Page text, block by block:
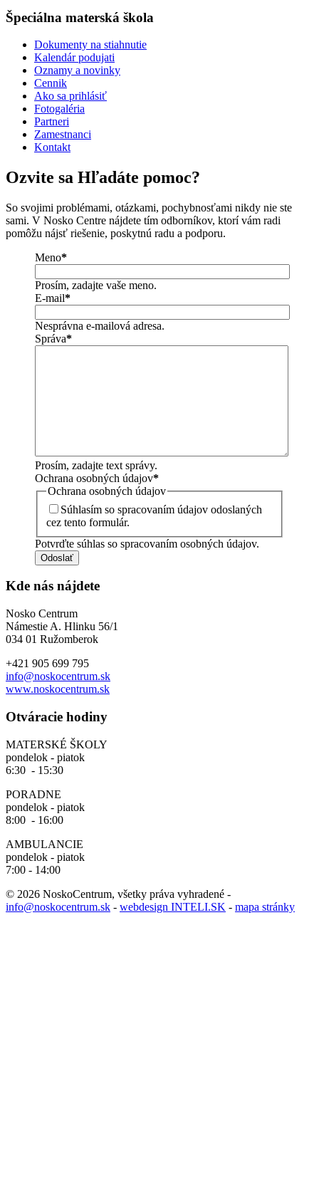
Špeciálna materská škola
Dokumenty na stiahnutie
Kalendár podujati
Oznamy a novinky
Cennik
Ako sa prihlásiť
Fotogaléria
Partneri
Zamestnanci
Kontakt
Ozvite sa Hľadáte pomoc?
So svojimi problémami, otázkami, pochybnosťami nikdy nie ste
sami. V Nosko Centre nájdete tím odborníkov, ktorí vám radi
pomôžu nájsť riešenie, poskytnú radu a podporu.
Meno*
Prosím, zadajte vaše meno.
E-mail*
Nesprávna e-mailová adresa.
Správa*
Prosím, zadajte text správy.
Ochrana osobných údajov*
Ochrana osobných údajov
Súhlasím so spracovaním údajov odoslaných
cez tento formulár.
Potvrďte súhlas so spracovaním osobných údajov.
Odoslať
Kde nás nájdete
Nosko Centrum
Námestie A. Hlinku 56/1
034 01 Ružomberok
+421 905 699 795
info@noskocentrum.sk
www.noskocentrum.sk
Otváracie hodiny
MATERSKÉ ŠKOLY
pondelok - piatok
6:30 - 15:30
PORADNE
pondelok - piatok
8:00 - 16:00
AMBULANCIE
pondelok - piatok
7:00 - 14:00
© 2026 NoskoCentrum, všetky práva vyhradené -
info@noskocentrum.sk - webdesign INTELI.SK - mapa stránky